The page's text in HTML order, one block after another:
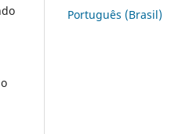
Português (Brasil)